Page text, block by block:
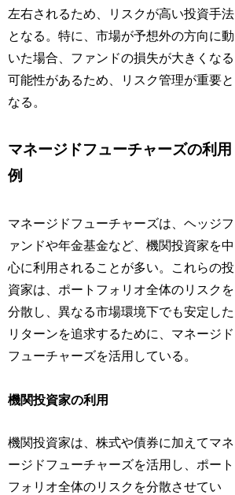
左右されるため、リスクが高い投資手法
となる。特に、市場が予想外の方向に動
いた場合、ファンドの損失が大きくなる
可能性があるため、リスク管理が重要と
なる。
マネージドフューチャーズの利用
例
マネージドフューチャーズは、ヘッジフ
ァンドや年金基金など、機関投資家を中
心に利用されることが多い。これらの投
資家は、ポートフォリオ全体のリスクを
分散し、異なる市場環境下でも安定した
リターンを追求するために、マネージド
フューチャーズを活用している。
機関投資家の利用
機関投資家は、株式や債券に加えてマネ
ージドフューチャーズを活用し、ポート
フォリオ全体のリスクを分散させてい